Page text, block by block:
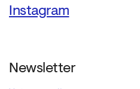
Instagram
Newsletter